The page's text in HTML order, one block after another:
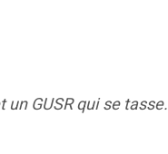
GUSR qui se tasse.